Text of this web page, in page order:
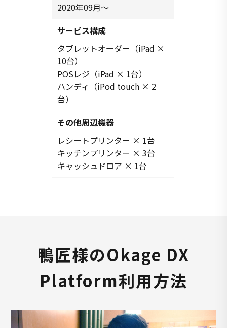
2020年09月～
サービス構成
タブレットオーダー（iPad ×
10台）
POSレジ（iPad × 1台）
ハンディ（iPod touch × 2
台）
その他周辺機器
レシートプリンター × 1台
キッチンプリンター × 3台
キャッシュドロア × 1台
鴨匠様のOkage DX
Platform利用方法